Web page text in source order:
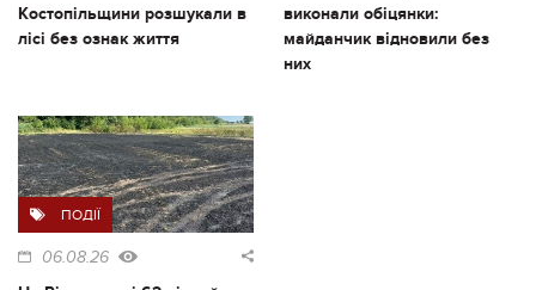
Костопільщини розшукали в
лісі без ознак життя
виконали обіцянки:
майданчик відновили без
них
ПОДІЇ
06.08.26